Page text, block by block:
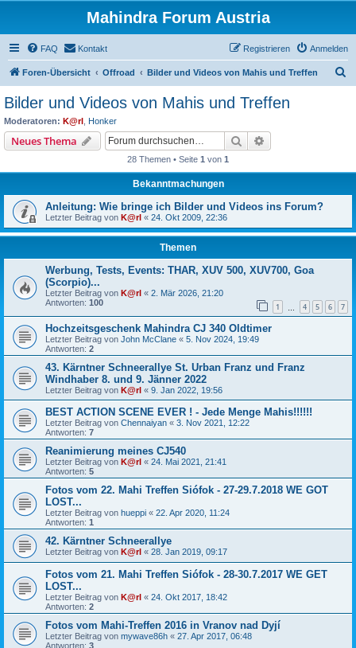
Mahindra Forum Austria
FAQ Kontakt Anmelden
Registrieren
Foren-Übersicht Offroad Bilder und Videos von Mahis und Treffen
Bilder und Videos von Mahis und Treffen
Moderatoren: K@rl Honker
Neues Thema Suche
28 Themen • Seite 1 von 1
Bekanntmachungen
Anleitung: Wie bringe ich Bilder und Videos ins Forum?
Letzter Beitrag von K@rl « 24. Okt 2009, 22:36
Themen
Werbung, Tests, Events: THAR, XUV 500, XUV700, Goa
(Scorpio)...
Letzter Beitrag von K@rl « 2. Mär 2026, 21:20
Antworten: 100 1 4 5 6 7
Hochzeitsgeschenk Mahindra CJ 340 Oldtimer
Letzter Beitrag von John McClane « 5. Nov 2024, 19:49
Antworten: 2
43. Kärntner Schneerallye St. Urban Franz und Franz
Windhaber 8. und 9. Jänner 2022
Letzter Beitrag von K@rl « 9. Jan 2022, 19:56
BEST ACTION SCENE EVER ! - Jede Menge Mahis!!!!!!
Letzter Beitrag von Chennaiyan « 3. Nov 2021, 12:22
Antworten: 7
Reanimierung meines CJ540
Letzter Beitrag von K@rl « 24. Mai 2021, 21:41
Antworten: 5
Fotos vom 22. Mahi Treffen Siófok - 27-29.7.2018 WE GOT
LOST...
Letzter Beitrag von hueppi « 22. Apr 2020, 11:24
Antworten: 1
42. Kärntner Schneerallye
Letzter Beitrag von K@rl « 28. Jan 2019, 09:17
Fotos vom 21. Mahi Treffen Siófok - 28-30.7.2017 WE GET
LOST...
Letzter Beitrag von K@rl « 24. Okt 2017, 18:42
Antworten: 2
Fotos vom Mahi-Treffen 2016 in Vranov nad Dyjí
Letzter Beitrag von mywave86h « 27. Apr 2017, 06:48
Antworten: 3